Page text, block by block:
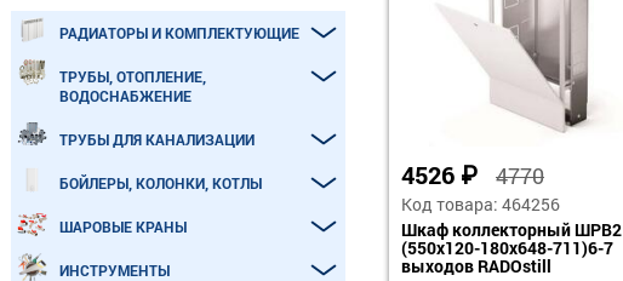
4526 ₽ 4770
Код товара: 464256
Шкаф коллекторный ШРВ2
(550x120-180x648-711)6-7
выходов RADOstill
РАДИАТОРЫ И КОМПЛЕКТУЮЩИЕ
ТРУБЫ, ОТОПЛЕНИЕ,
ВОДОСНАБЖЕНИЕ
ТРУБЫ ДЛЯ КАНАЛИЗАЦИИ
БОЙЛЕРЫ, КОЛОНКИ, КОТЛЫ
ШАРОВЫЕ КРАНЫ
ИНСТРУМЕНТЫ